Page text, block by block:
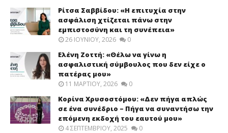
Ρίτσα Σαββίδου: «Η επιτυχία στην
ασφάλιση χτίζεται πάνω στην
εμπιστοσύνη και τη συνέπεια»
26 ΙΟΥΝΊΟΥ, 2026 0
Ελένη Ζοττή: «Θέλω να γίνω η
ασφαλιστική σύμβουλος που δεν είχε ο
πατέρας μου»
11 ΜΑΡΤΊΟΥ, 2026 0
Κορίνα Χρυσοστόμου: «Δεν πήγα απλώς
σε ένα συνέδριο – Πήγα να συναντήσω την
επόμενη εκδοχή του εαυτού μου»
4 ΣΕΠΤΕΜΒΡΊΟΥ, 2025 0